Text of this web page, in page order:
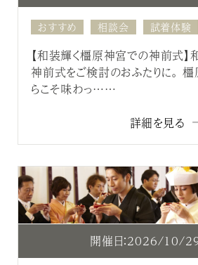
おすすめ 相談会 試着体験
【和装輝く橿原神宮での神前式
神前式をご検討のおふたりに。
らこそ味わっ……
詳細を見る
開催日：2026/10/29